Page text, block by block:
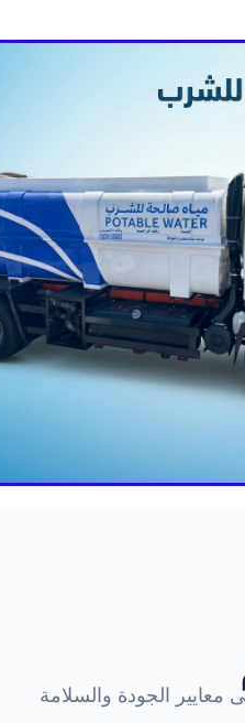
معايير الجودة والسلامة